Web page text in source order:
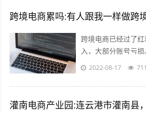
跨境电商累吗:有人跟我一样做跨
跨境电商已经过了
入，大部分账号亏
他平台速卖通 ebay
2022-08-17 711
灌南电商产业园:连云港市灌南县